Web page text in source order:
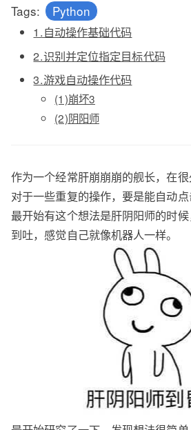
Tags: Python
1.自动操作基础代码
2.识别并定位指定目标代码
3.游戏自动操作代码
(1)崩坏3
(2)阴阳师
作为一个经常肝崩崩崩的舰长，在很
对于一些重复的操作，要是能自动
最开始有这个想法是肝阴阳师的时
到吐，感觉自己就像机器人一样。